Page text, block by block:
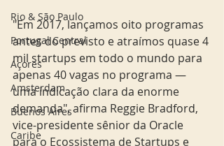
Rio & São Paulo
Portugal Central
Açores
Amsterdam
Buenos Aires
Caribe
"Em 2017, lançamos oito programas
antes do previsto e atraímos quase 4
mil startups em todo o mundo para
apenas 40 vagas no programa —
uma indicação clara da enorme
demanda", afirma Reggie Bradford,
vice-presidente sênior da Oracle
para o Ecossistema de Startups e